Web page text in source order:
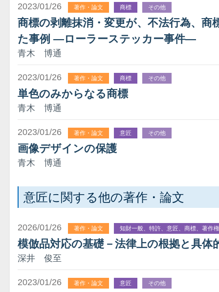
2023/01/26 著作・論文 商標 その他
商標の剥離抹消・変更が、不法行為、商
た事例 ―ローラーステッカー事件―
青木 博通
2023/01/26 著作・論文 商標 その他
単色のみからなる商標
青木 博通
2023/01/26 著作・論文 意匠 その他
画像デザインの保護
青木 博通
意匠に関する他の著作・論文
2026/01/26 著作・論文 知財一般、特許、意匠、商標、著作
模倣品対応の基礎－法律上の根拠と具体
深井 俊至
2023/01/26 著作・論文 意匠 その他